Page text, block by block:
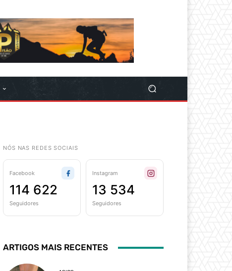
NÓS NAS REDES SOCIAIS
Facebook
114 622
Seguidores
Instagram
13 534
Seguidores
ARTIGOS MAIS RECENTES